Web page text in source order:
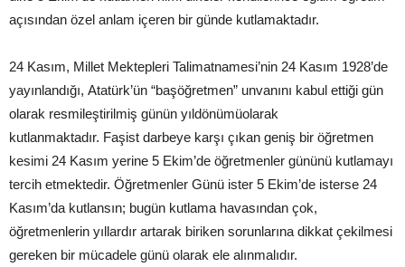
açısından özel anlam içeren bir günde kutlamaktadır.
24 Kasım, Millet Mektepleri Talimatnamesi’nin 24 Kasım 1928’de
yayınlandığı, Atatürk’ün “başöğretmen” unvanını kabul ettiği gün
olarak resmileştirilmiş günün yıldönümüolarak
kutlanmaktadır. Faşist darbeye karşı çıkan geniş bir öğretmen
kesimi 24 Kasım yerine 5 Ekim’de öğretmenler gününü kutlamayı
tercih etmektedir. Öğretmenler Günü ister 5 Ekim’de isterse 24
Kasım’da kutlansın; bugün kutlama havasından çok,
öğretmenlerin yıllardır artarak biriken sorunlarına dikkat çekilmesi
gereken bir mücadele günü olarak ele alınmalıdır.